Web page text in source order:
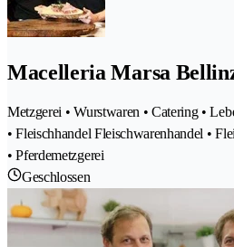
Macelleria Marsa
Metzgerei • Wurstwaren • Catering •
• Fleischhandel Fleischwarenhandel •
• Pferdemetzgerei
Geschlossen